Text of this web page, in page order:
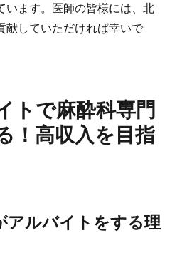
います。医師の皆様には、北
献していただければ幸いで
トで麻酔科専門
！高収入を目指
アルバイトをする理